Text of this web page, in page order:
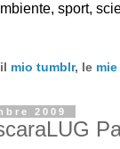
sport,
mio tumblr, le
2009